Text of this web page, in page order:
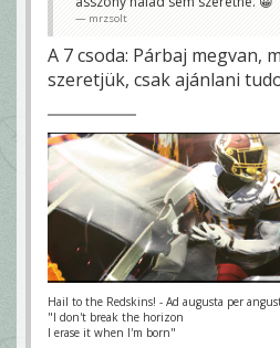
mrzsolt
A 7 csoda: Párbaj megvan,
szeretjük, csak ajánlani
Hail to the Redskins! - Ad augusta per
"I don't break the horizon
I erase it when I'm born"